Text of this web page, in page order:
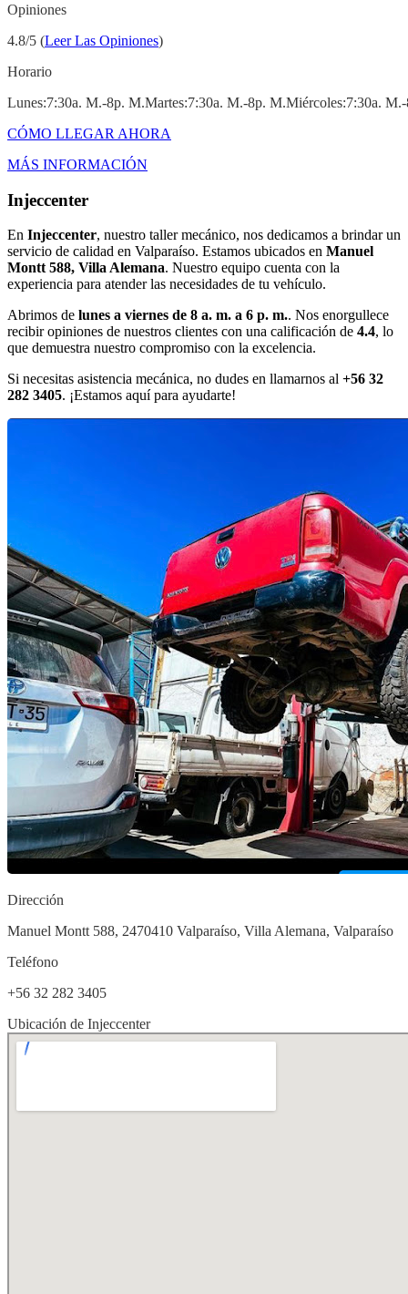
Opiniones
4.8/5 (Leer Las Opiniones)
Horario
Lunes:7:30a. M.-8p. M.martes:7:30a. M.-8p. M.miércoles:7:30a.
CÓMO LLEGAR AHORA
MÁS INFORMACIÓN
Injeccenter
En Injeccenter, nuestro taller mecánico, nos dedicamos a brindar un
servicio de calidad en Valparaíso. Estamos ubicados en Manuel
Montt 588, Villa Alemana. Nuestro equipo cuenta con la
experiencia para atender las necesidades de tu vehículo.
Abrimos de lunes a viernes de 8 a. m. a 6 p. m.. Nos enorgullece
recibir opiniones de nuestros clientes con una calificación de 4.4, lo
que demuestra nuestro compromiso con la excelencia.
Si necesitas asistencia mecánica, no dudes en llamarnos al +56 32
282 3405. ¡Estamos aquí para ayudarte!
Dirección
Manuel Montt 588, 2470410 Valparaíso, Villa Alemana, Valparaíso
Teléfono
+56 32 282 3405
Ubicación de Injeccenter